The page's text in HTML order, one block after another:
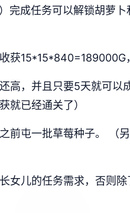
完成任务可以解锁胡萝
获15*15*840=189000G
高，并且只要5天就可以
就已经通关了）
前屯一批草莓种子。 （
女儿的任务需求，否则